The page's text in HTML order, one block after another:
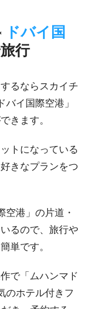
ドバイ国
行
るならスカイチ
イ国際空港」
きます。
トになっている
きなプランをつ
空港」の片道・
るので、旅行や
単です。
で「ムハンマド
のホテル付きフ